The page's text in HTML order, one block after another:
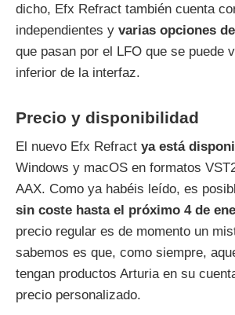
dicho, Efx Refract también cuenta
independientes y varias opciones
que pasan por el LFO que se puede
inferior de la interfaz.
Precio y disponibilidad
El nuevo Efx Refract ya está
Windows y macOS en formatos
AAX. Como ya habéis leído, es
sin coste hasta el próximo 4 de
precio regular es de momento un
sabemos es que, como siempre,
tengan productos Arturia en su
precio personalizado.